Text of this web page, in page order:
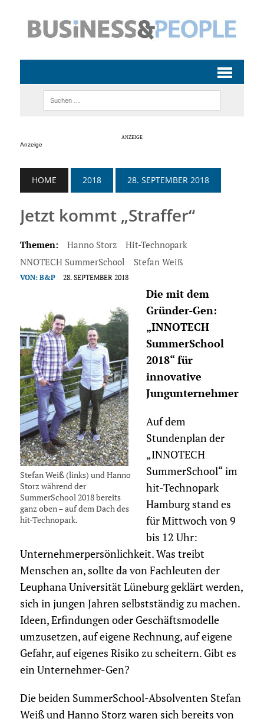
Anzeige
HOME 2018 28. SEPTEMBER 2018
Jetzt kommt „Straffer“
Themen: Hanno Storz
Hit-Technopark
NNOTECH SummerSchool
Stefan Weiß
VON: B&P 28. SEPTEMBER 2018
Stefan Weiß (links) und Hanno
Storz während der
SummerSchool 2018 bereits
ganz oben – auf dem Dach des
hit-Technopark.
Die mit dem
Gründer-Gen:
„INNOTECH
SummerSchool
2018“ für
innovative
Jungunternehmer
Auf dem
Stundenplan der
„INNOTECH
SummerSchool“ im
hit-Technopark
Hamburg stand es
für Mittwoch von 9
bis 12 Uhr:
Unternehmerpersönlichkeit. Was treibt
Menschen an, sollte da von Fachleuten der
Leuphana Universität Lüneburg geklärt werden,
sich in jungen Jahren selbstständig zu machen.
Ideen, Erfindungen oder Geschäftsmodelle
umzusetzen, auf eigene Rechnung, auf eigene
Gefahr, auf eigenes Risiko zu scheitern. Gibt es
ein Unternehmer-Gen?
Die beiden SummerSchool-Absolventen Stefan
Weiß und Hanno Storz waren sich bereits von